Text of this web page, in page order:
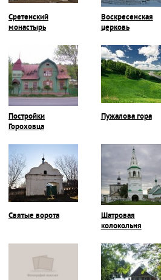
Сретенский
монастырь
Воскресенская
церковь
Постройки
Гороховца
Пужалова гора
Святые ворота
Шатровая
колокольня